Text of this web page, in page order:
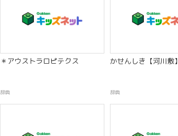
＊アウストラロピテクス
辞典
かせんしき【河川敷】
辞典